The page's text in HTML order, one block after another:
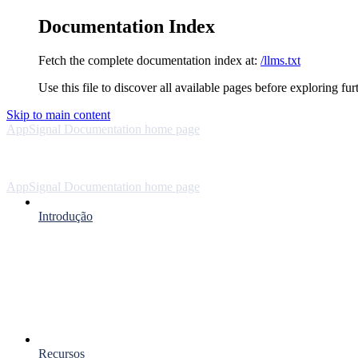
Documentation Index
Fetch the complete documentation index at: /llms.txt
Use this file to discover all available pages before exploring
Skip to main content
AppSignal Documentation home page
AppSignal Documentation home page
Introdução
Recursos